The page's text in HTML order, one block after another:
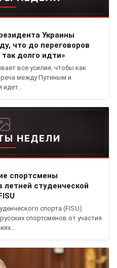
Украины
что до переговоров
долго идти»
все усилия, чтобы как
между Путиным и
идет…
НЕДЕЛИ
спортсмены
летней студенческой
спорта (FISU)
спортсменов от участия